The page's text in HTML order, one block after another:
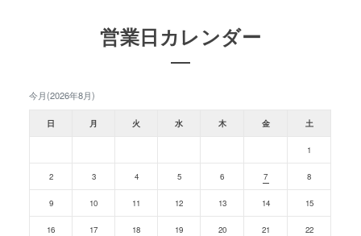
営業日カレンダー
今月(2026年8月)
日 月 火 水 木 金 土
1
2 3 4 5 6 7 8
9 10 11 12 13 14 15
16 17 18 19 20 21 22